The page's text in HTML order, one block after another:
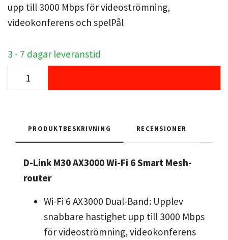
upp till 3000 Mbps för videoströmning,
videokonferens och spelPål
3 - 7 dagar leveranstid
PRODUKTBESKRIVNING RECENSIONER
D-Link M30 AX3000 Wi-Fi 6 Smart Mesh-
router
Wi-Fi 6 AX3000 Dual-Band: Upplev
snabbare hastighet upp till 3000 Mbps
för videoströmning, videokonferens